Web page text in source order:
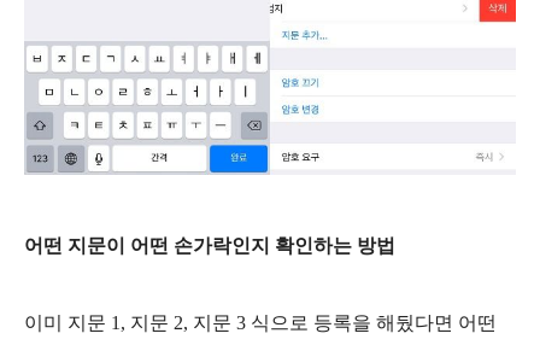
어떤 지문이 어떤 손가락인지 확인하는 방법
이미 지문 1, 지문 2, 지문 3 식으로 등록을 해뒀다면 어떤